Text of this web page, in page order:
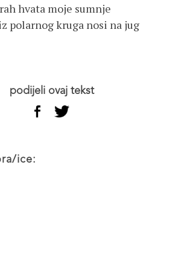
hvata moje sumnje
polarnog kruga nosi na jug
podijeli ovaj tekst
ice: